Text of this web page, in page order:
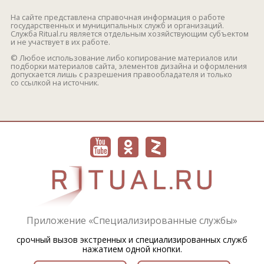
На сайте представлена справочная информация о работе
государственных и муниципальных служб и организаций.
Служба Ritual.ru является отдельным хозяйствующим субъектом
и не участвует в их работе.
© Любое использование либо копирование материалов или
подборки материалов сайта, элементов дизайна и оформления
допускается лишь с разрешения правообладателя и только
со ссылкой на источник.
Приложение «Специализированные службы»
срочный вызов экстренных и специализированных служб
нажатием одной кнопки.